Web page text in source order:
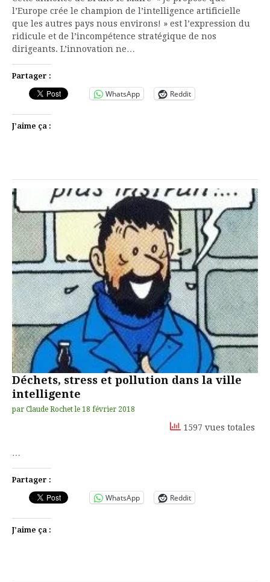
l’Europe crée le champion de l’intelligence artificielle
que les autres pays nous environs! » est l’expression du
ridicule et de l’incompétence stratégique de nos
dirigeants. L’innovation ne…
Partager :
WhatsApp Reddit
J’aime ça :
Déchets, stress et pollution dans la ville
intelligente
par Claude Rochet le 18 février 2018
1597 vues totales
…
Partager :
WhatsApp Reddit
J’aime ça :